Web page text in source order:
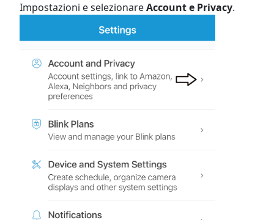
Impostazioni e selezionareAccount e Privacy.